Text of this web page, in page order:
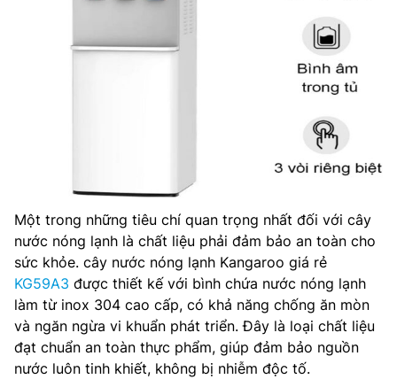
Một trong những tiêu chí quan trọng nhất đối với cây
nước nóng lạnh là chất liệu phải đảm bảo an toàn cho
sức khỏe. cây nước nóng lạnh Kangaroo giá rẻ
KG59A3 được thiết kế với bình chứa nước nóng lạnh
làm từ inox 304 cao cấp, có khả năng chống ăn mòn
và ngăn ngừa vi khuẩn phát triển. Đây là loại chất liệu
đạt chuẩn an toàn thực phẩm, giúp đảm bảo nguồn
nước luôn tinh khiết, không bị nhiễm độc tố.